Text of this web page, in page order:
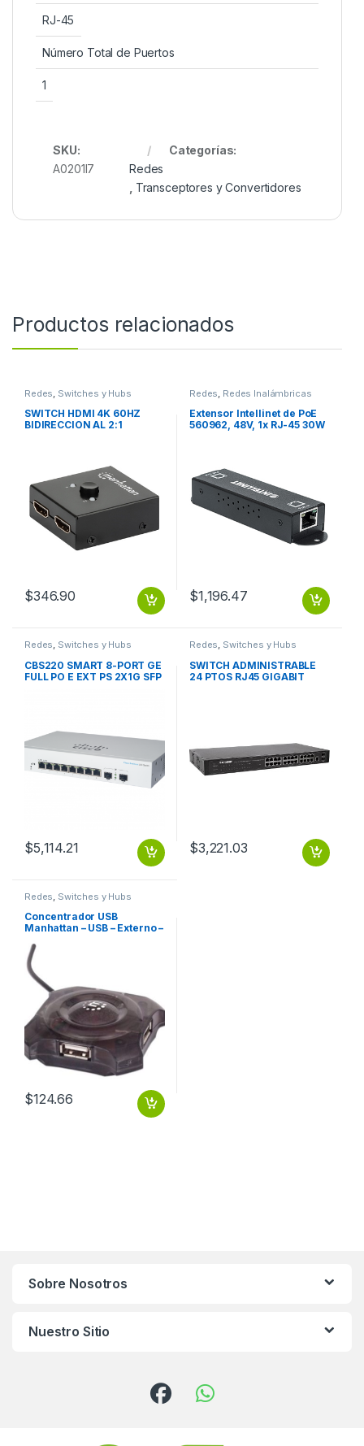
RJ-45
Número Total de Puertos
1
SKU:
A0201I7
Categorías:
Redes
Transceptores y Convertidores
Productos relacionados
Redes Switches y Hubs
SWITCH HDMI 4K 60HZ
BIDIRECCION AL 2:1
$346.90
Redes Redes Inalámbricas
Extensor Intellinet de PoE
560962, 48V, 1x RJ-45 30W
$1,196.47
Redes, Switches y Hubs
CBS220 SMART 8-PORT GE
FULL PO E EXT PS 2X1G SFP
$5,114.21
Redes, Switches y Hubs
SWITCH ADMINISTRABLE
24 PTOS RJ45 GIGABIT
$3,221.03
Redes Switches y Hubs
Concentrador USB
Manhattan – USB – Externo –
– PC, Mac ECONOMICO
$124.66
Sobre Nosotros
Nuestro Sitio